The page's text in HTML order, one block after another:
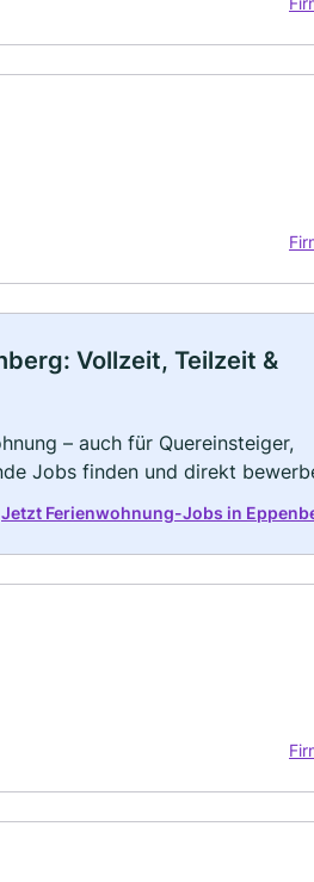
Vollzeit, Teilzeit &
– auch für Quereinsteiger,
Jobs finden und direkt
Jetzt Ferienwohnung-Jobs in